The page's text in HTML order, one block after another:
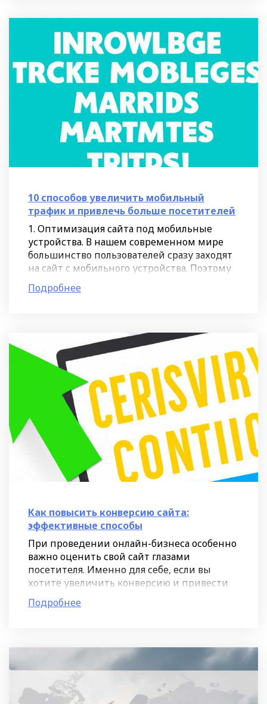
10 способов увеличить мобильный
трафик и привлечь больше посетителей
1. Оптимизация сайта под мобильные
устройства. В нашем современном мире
большинство пользователей сразу заходят
на сайт с мобильного устройства. Поэтому
важно, чтобы ваш сайт хорошо отображался
на экране смартфона и
Подробнее
Как повысить конверсию сайта:
эффективные способы
При проведении онлайн-бизнеса особенно
важно оценить свой сайт глазами
посетителя. Именно для себе, если вы
хотите увеличить конверсию и привести
больше клиентов. Ведь взгляд с телефона
на путь от посетителя до
Подробнее